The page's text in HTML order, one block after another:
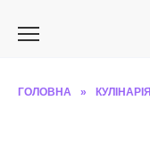
ГОЛОВНА » КУЛІНАРІЯ